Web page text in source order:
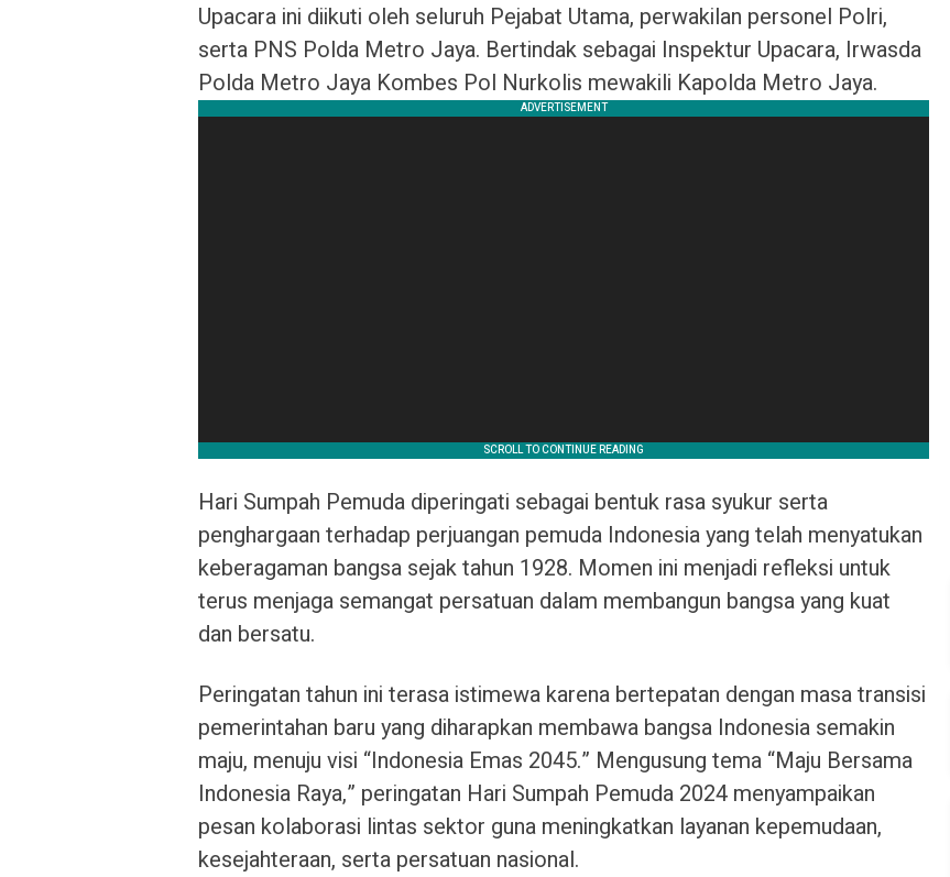
Upacara ini diikuti oleh seluruh Pejabat Utama, perwakilan personel Polri,
serta PNS Polda Metro Jaya. Bertindak sebagai Inspektur Upacara, Irwasda
Polda Metro Jaya Kombes Pol Nurkolis mewakili Kapolda Metro Jaya.
Hari Sumpah Pemuda diperingati sebagai bentuk rasa syukur serta
penghargaan terhadap perjuangan pemuda Indonesia yang telah menyatukan
keberagaman bangsa sejak tahun 1928. Momen ini menjadi refleksi untuk
terus menjaga semangat persatuan dalam membangun bangsa yang kuat
dan bersatu.
Peringatan tahun ini terasa istimewa karena bertepatan dengan masa transisi
pemerintahan baru yang diharapkan membawa bangsa Indonesia semakin
maju, menuju visi “Indonesia Emas 2045.” Mengusung tema “Maju Bersama
Indonesia Raya,” peringatan Hari Sumpah Pemuda 2024 menyampaikan
pesan kolaborasi lintas sektor guna meningkatkan layanan kepemudaan,
kesejahteraan, serta persatuan nasional.